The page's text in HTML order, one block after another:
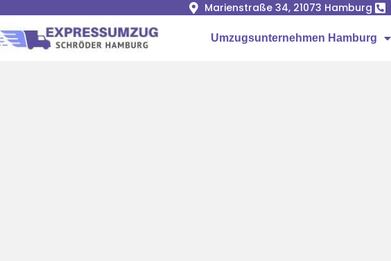
Marienstraße 34, 21073 Hamburg
Umzugsunternehmen Hamburg